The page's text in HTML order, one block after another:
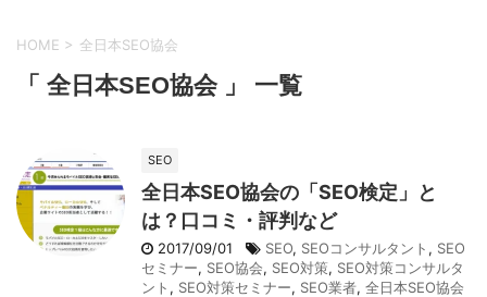
HOME > 全日本SEO協会
「 全日本SEO協会 」 一覧
SEO
全日本SEO協会の「SEO検定」と
は？口コミ・評判など
2017/09/01 SEO, SEOコンサルタント , SEO
セミナー, SEO協会, SEO対策, SEO対策コンサルタ
ント , SEO対策セミナー, SEO業者, 全日本SEO協会